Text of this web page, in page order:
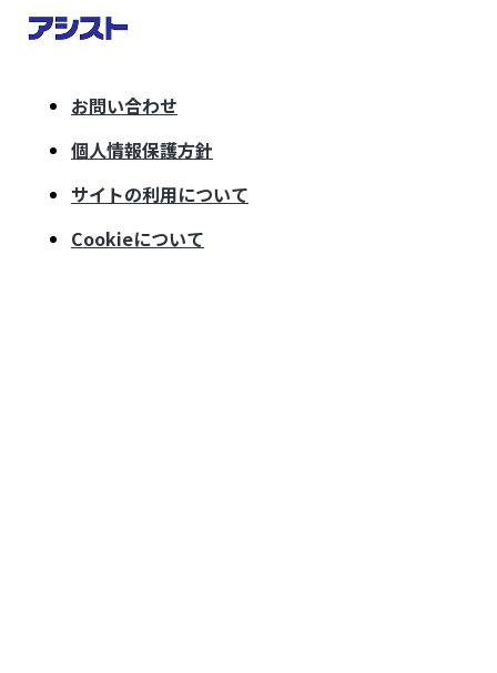
お問い合わせ
個人情報保護方針
サイトの利用について
Cookieについて